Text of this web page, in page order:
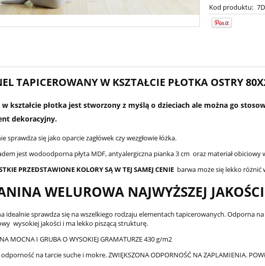
Kod produktu:
TAPICEROWANY W KSZTAŁCIE PŁOTKA OSTRY
w kształcie płotka jest stworzony z myślą o dzieciach ale można go
dekoracyjny.
sprawdza się jako oparcie zagłówek czy wezgłowie łóżka.
jest wodoodporna płyta MDF, antyalergiczna pianka 3 cm oraz materiał
PRZEDSTAWIONE KOLORY SĄ W TEJ SAMEJ CENIE barwa może się lekko
WELUROWA NAJWYŻSZEJ JAKOŚCI
idealnie sprawdza się na wszelkiego rodzaju elementach tapicerowanych. Odporna
wysokiej jakości i ma lekko piszącą strukturę.
MOCNA I GRUBA O WYSOKIEJ GRAMATURZE 430 g/m2
na tarcie suche i mokre. ZWIĘKSZONA ODPORNOŚĆ NA ZAPLAMIENIA.